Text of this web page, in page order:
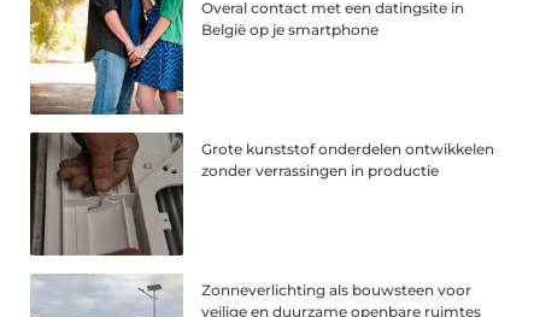
Overal contact met een datingsite in
België op je smartphone
Grote kunststof onderdelen ontwikkelen
zonder verrassingen in productie
Zonneverlichting als bouwsteen voor
veilige en duurzame openbare ruimtes